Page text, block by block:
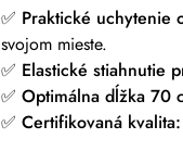
✅ Praktické uchytenie
svojom mieste.
✅ Elastické stiahnutie
✅ Optimálna dĺžka 70
✅ Certifikovaná kvalita: